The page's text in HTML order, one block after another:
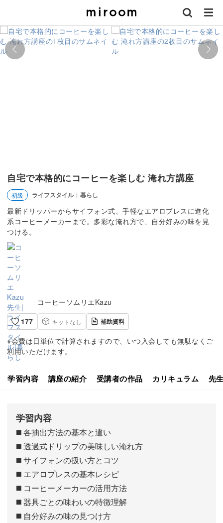
自宅で本格的にコーヒーを楽しむ 淹れ方講座
初級 ライフスタイル | 暮らし
最新ドリッパーからサイフォン式、手軽なエアロプレスに進化
系コーヒーメーカーまで。多彩な淹れ方で、自分好みの味を見
つける。
コーヒーソムリエKazu
177
キットなし 補助資料
※会費は日単位で計算されますので、いつ入会しても無駄なくご
利用いただけます。
学習内容 講座の紹介 受講者の作品 カリキュラム 先
学習内容
◼️ 各抽出方法の基本と違い
◼️ 透過式ドリップの美味しい淹れ方
◼️ サイフォンの扱い方とコツ
◼️ エアロプレスの基本レシピ
◼️ コーヒーメーカーの活用方法
◼️ 器具ごとの味わいの特徴理解
◼️ 自分好みの味の見つけ方